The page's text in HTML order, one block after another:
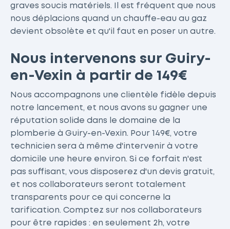
graves soucis matériels. Il est fréquent que nous
nous déplacions quand un chauffe-eau au gaz
devient obsolète et qu'il faut en poser un autre.
Nous intervenons sur Guiry-
en-Vexin à partir de 149€
Nous accompagnons une clientèle fidèle depuis
notre lancement, et nous avons su gagner une
réputation solide dans le domaine de la
plomberie à Guiry-en-Vexin. Pour 149€, votre
technicien sera à même d'intervenir à votre
domicile une heure environ. Si ce forfait n'est
pas suffisant, vous disposerez d'un devis gratuit,
et nos collaborateurs seront totalement
transparents pour ce qui concerne la
tarification. Comptez sur nos collaborateurs
pour être rapides : en seulement 2h, votre